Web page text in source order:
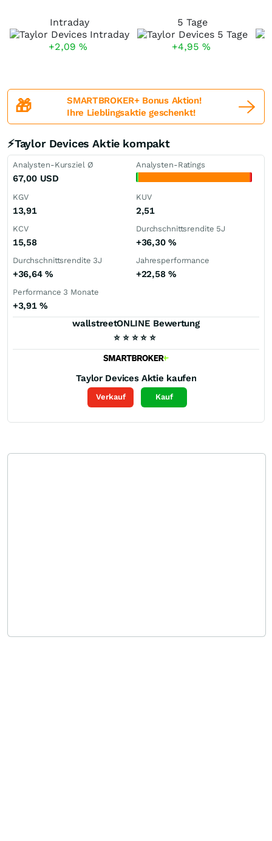
Intraday
+2,09 %
5 Tage
+4,95 %
🎁
SMARTBROKER+ Bonus Aktion!
Ihre Lieblingsaktie geschenkt!
⚡Taylor Devices Aktie kompakt
Analysten-Kursziel Ø
67,00 USD
Analysten-Ratings
KGV
13,91
KUV
2,51
KCV
15,58
Durchschnittsrendite 5J
+36,30 %
Durchschnittsrendite 3J
+36,64 %
Jahresperformance
+22,58 %
Performance 3 Monate
+3,91%
wallstreetONLINE Bewertung
⭐ ⭐ ⭐ ⭐ ⭐
Taylor Devices Aktie kaufen
Verkauf Kauf